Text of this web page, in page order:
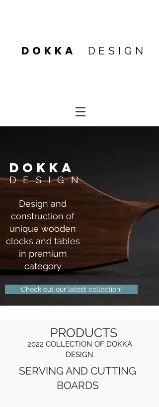
DOKKA DESIGN
DOKKA
DESIGN
Design and
construction of
unique wooden
clocks and tables
in premium
category
Check out our latest collection!
PRODUCTS
2022 COLLECTION OF DOKKA
DESIGN
SERVING AND CUTTING
BOARDS